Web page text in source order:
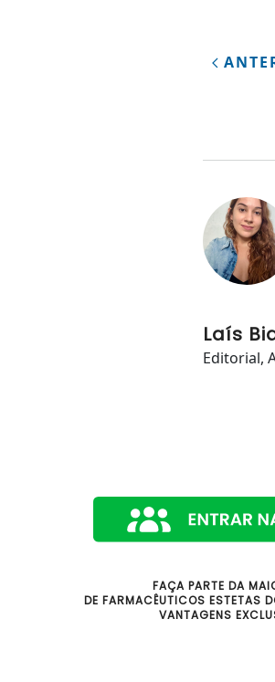
Laís
Editorial,
FAÇA PARTE DA
DE FARMACÊUTICOS ESTETAS
VANTAGENS